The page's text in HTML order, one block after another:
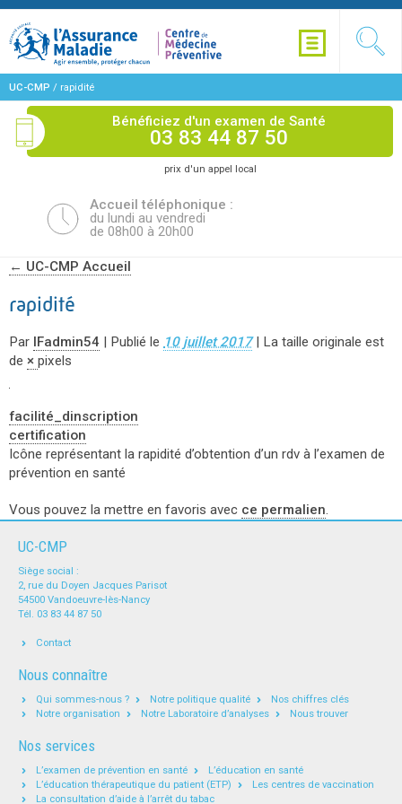
UC-CMP / rapidité
Bénéficiez d'un examen de Santé
03 83 44 87 50
prix d'un appel local
Accueil téléphonique :
du lundi au vendredi
de 08h00 à 20h00
← UC-CMP Accueil
rapidité
Par IFadmin54 | Publié le 10 juillet 2017 | La taille originale est
de × pixels
facilité_dinscription
certification
Icône représentant la rapidité d’obtention d’un rdv à l’examen de
prévention en santé
Vous pouvez la mettre en favoris avec ce permalien.
UC-CMP
Siège social :
2, rue du Doyen Jacques Parisot
54500 Vandoeuvre-lès-Nancy
Tél. 03 83 44 87 50
Contact
Nous connaître
Qui sommes-nous ? Notre politique qualité
Nos chiffres clés
Notre organisation
Notre Laboratoire d’analyses Nous trouver
Nos services
L’examen de prévention en santé
L’éducation en santé
L’éducation thérapeutique du patient (ETP)
Les centres de vaccination
La consultation d’aide à l’arrêt du tabac